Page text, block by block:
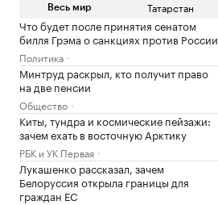
Весь мир Татарстан
Что будет после принятия сенатом
билля Грэма о санкциях против России
Политика
Минтруд раскрыл, кто получит право
на две пенсии
Общество
Киты, тундра и космические пейзажи:
зачем ехать в восточную Арктику
РБК и УК Первая
Лукашенко рассказал, зачем
Белоруссия открыла границы для
граждан ЕС